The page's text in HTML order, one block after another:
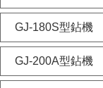
GJ-180S型鉆機
GJ-200A型鉆機